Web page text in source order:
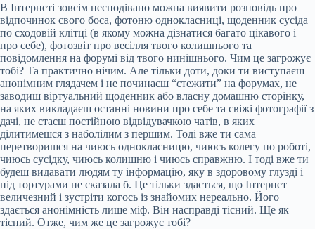
В Інтернеті зовсім несподівано можна виявити розповідь про
відпочинок свого боса, фотоню однокласниці, щоденник сусіда
по сходовій клітці (в якому можна дізнатися багато цікавого і
про себе), фотозвіт про весілля твого колишнього та
повідомлення на форумі від твого нинішнього. Чим це загрожує
тобі? Та практично нічим. Але тільки доти, доки ти виступаєш
анонімним глядачем і не починаєш “стежити” на форумах, не
заводиш віртуальний щоденник або власну домашню сторінку,
на яких викладаєш останні новини про себе та свіжі фотографії з
дачі, не стаєш постійною відвідувачкою чатів, в яких
ділитимешся з наболілим з першим. Тоді вже ти сама
перетворишся на чиюсь однокласницю, чиюсь колегу по роботі,
чиюсь сусідку, чиюсь колишню і чиюсь справжню. І тоді вже ти
будеш видавати людям ту інформацію, яку в здоровому глузді і
під тортурами не сказала б. Це тільки здається, що Інтернет
величезний і зустріти когось із знайомих нереально. Його
здається анонімність лише міф. Він насправді тісний. Ще як
тісний. Отже, чим же це загрожує тобі?